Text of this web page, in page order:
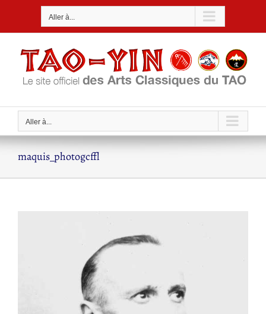
Aller à...
Aller à...
maquis_photogcffl